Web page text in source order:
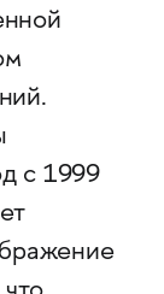
с 1999